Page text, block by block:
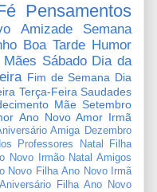
Pensamentos
Amizade
Semana
Boa Tarde Humor
Sábado Dia da
Fim de Semana Dia
Terça-Feira Saudades
Mãe Setembro
Ano Novo Amor Irmã
Amiga Dezembro
Professores
Natal Filha
Novo Irmão Natal Amigos
Novo Filha Ano Novo Irmã
Aniversário Filha Ano Novo